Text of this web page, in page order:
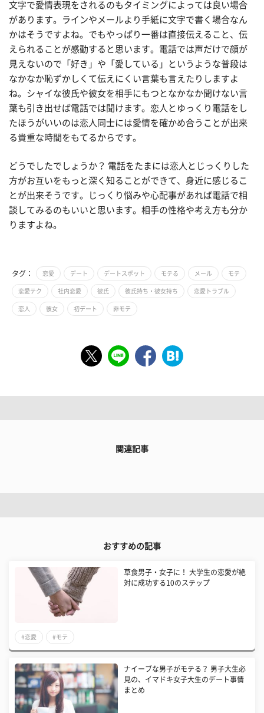
文字で愛情表現をされるのもタイミングによっては良い場合
があります。ラインやメールより手紙に文字で書く場合なん
かはそうですよね。でもやっぱり一番は直接伝えること、伝
えられることが感動すると思います。電話では声だけで顔が
見えないので「好き」や「愛している」というような普段は
なかなか恥ずかしくて伝えにくい言葉も言えたりしますよ
ね。シャイな彼氏や彼女を相手にもつとなかなか聞けない言
葉も引き出せば電話では聞けます。恋人とゆっくり電話をし
たほうがいいのは恋人同士には愛情を確かめ合うことが出来
る貴重な時間をもてるからです。
どうでしたでしょうか？ 電話をたまには恋人とじっくりした
方がお互いをもっと深く知ることができて、身近に感じるこ
とが出来そうです。じっくり悩みや心配事があれば電話で相
談してみるのもいいと思います。相手の性格や考え方も分か
りますよね。
タグ： 恋愛 デート デートスポット モテる メール モテ
恋愛テク 社内恋愛 彼氏 彼氏持ち・彼女持ち 恋愛トラブル
恋人 彼女 初デート 非モテ
関連記事
おすすめの記事
草食男子・女子に！ 大学生の恋愛が絶
対に成功する10のステップ
#恋愛 #モテ
ナイーブな男子がモテる？ 男子大生必
見の、イマドキ女子大生のデート事情
まとめ